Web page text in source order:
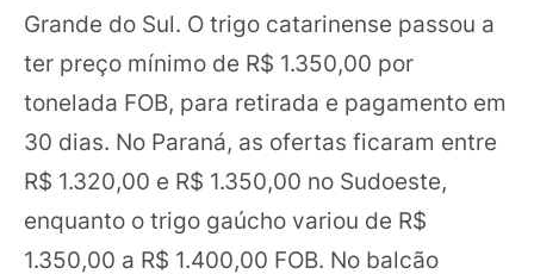
Grande do Sul. O trigo catarinense passou a
ter preço mínimo de R$ 1.350,00 por
tonelada FOB, para retirada e pagamento em
30 dias. No Paraná, as ofertas ficaram entre
R$ 1.320,00 e R$ 1.350,00 no Sudoeste,
enquanto o trigo gaúcho variou de R$
1.350,00 a R$ 1.400,00 FOB. No balcão